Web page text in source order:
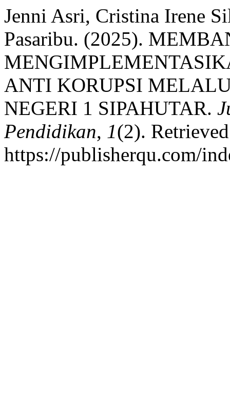
Jenni Asri, Cristina Irene
Pasaribu. (2025).
ANTI KORUPSI
NEGERI 1 SIPAHUTAR.
Pendidikan, 1(2).
https://publisherqu.com/